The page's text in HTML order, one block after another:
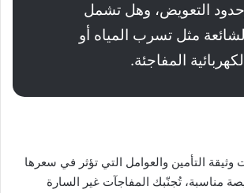
التعويض، وهل تشمل
مثل تسرب المياه أو
المفاجئة.
وثيقة التأمين والعوامل التي تؤثر في سعرها
مناسبة، تُجنّبك المفاجآت غير السارة